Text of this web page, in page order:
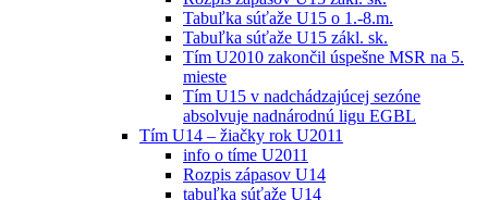
Tabuľka súťaže U15 o 1.-8.m.
Tabuľka súťaže U15 zákl. sk.
Tím U2010 zakončil úspešne MSR na 5.
mieste
Tím U15 v nadchádzajúcej sezóne
absolvuje nadnárodnú ligu EGBL
Tím U14 – žiačky rok U2011
info o tíme U2011
Rozpis zápasov U14
tabuľka súťaže U14